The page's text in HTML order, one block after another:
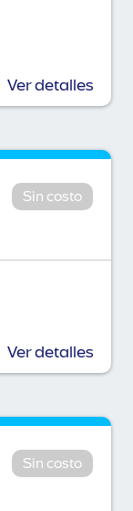
Ver detalles
Sin costo
Ver detalles
Sin costo